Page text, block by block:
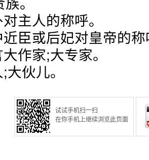
。
主人的称呼。
近臣或后妃对皇帝的称
作家;大专家。
大伙儿。
试试手机扫一扫
在你手机上继续浏览此页面